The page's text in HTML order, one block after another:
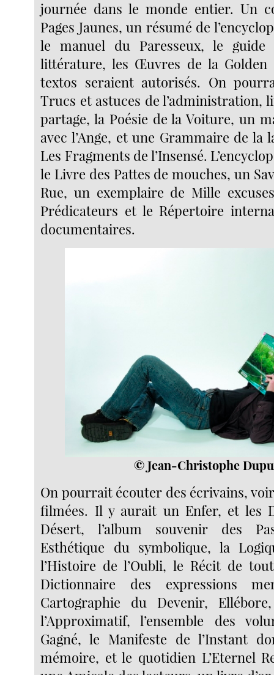
journée dans le monde entier. Un
Pages Jaunes, un résumé de
le manuel du Paresseux, le
littérature, les Œuvres de la Golden
textos seraient autorisés. On
Trucs et astuces de l’administration,
partage, la Poésie de la Voiture, un
avec l’Ange, et une Grammaire de la
Les Fragments de l’Insensé.
le Livre des Pattes de mouches, un
Rue, un exemplaire de Mille
Prédicateurs et le Répertoire
documentaires.
© Jean-Christophe
On pourrait écouter des écrivains,
filmées. Il y aurait un Enfer, et les
Désert, l’album souvenir des
Esthétique du symbolique, la
l’Histoire de l’Oubli, le Récit de
Dictionnaire des expressions
Cartographie du Devenir,
l’Approximatif, l’ensemble des
Gagné, le Manifeste de l’Instant
mémoire, et le quotidien L’Eternel